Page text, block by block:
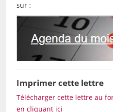
sur :
Imprimer cette lettre
Télécharger cette lettre au
en cliquant ici